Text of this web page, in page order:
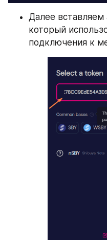
Далее вставляем
который
подключения к